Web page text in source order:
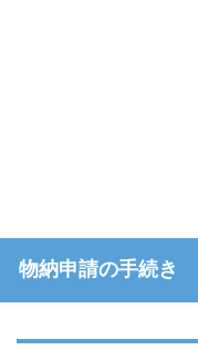
物納申請の手続き